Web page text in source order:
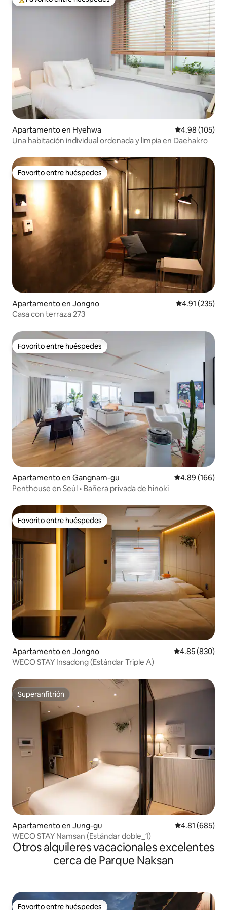
Favorito entre huéspedes preferido
Apartamento en Hyehwa Calificación
4.98 (105)
Una habitación individual ordenada y limpia en Daehakro
Favorito entre huéspedes
Favorito entre huéspedes
Apartamento en Jongno Calificación
4.91 (235)
Casa con terraza 273
Favorito entre huéspedes
Favorito entre huéspedes
Apartamento en Gangnam-gu Calificación
4.89 (166)
Penthouse en Seúl • Bañera privada de hinoki
Favorito entre huéspedes
Favorito entre huéspedes
Apartamento en Jongno Calificación
4.85 (830)
WECO STAY Insadong (Estándar Triple A)
Superanfitrión
Superanfitrión
Apartamento en Jung-gu Calificación
4.81 (685)
WECO STAY Namsan (Estándar doble_1)
Otros alquileres vacacionales excelentes
cerca de Parque Naksan
Favorito entre huéspedes